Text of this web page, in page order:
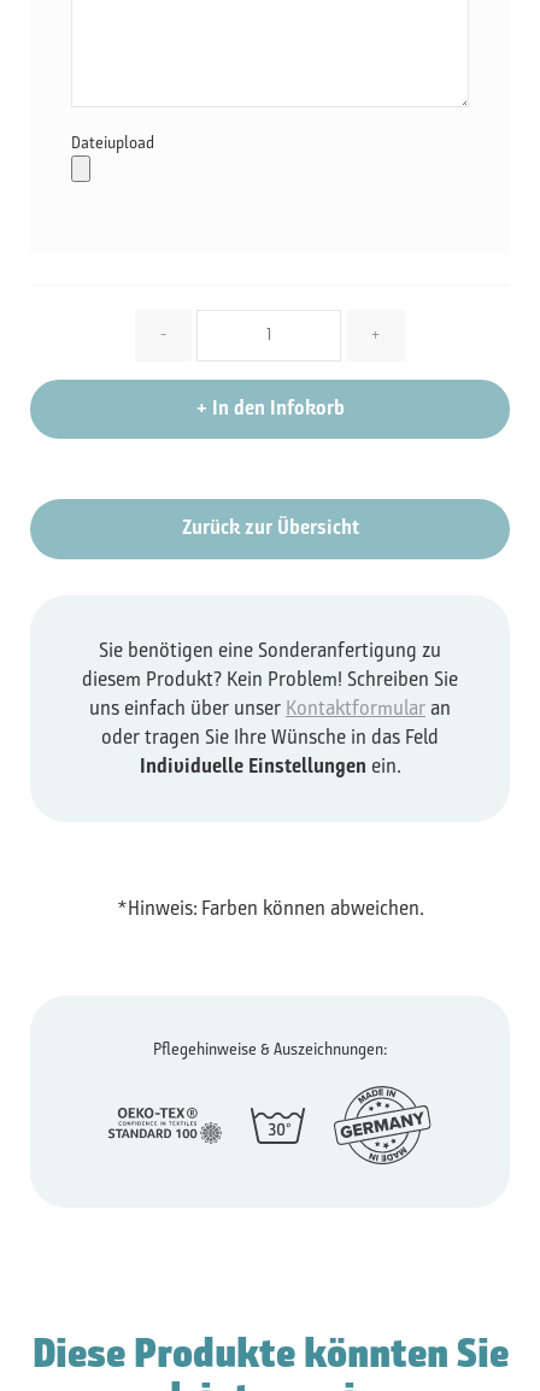
Dateiupload
- +
+ In den Infokorb
Zurück zur Übersicht
Sie benötigen eine Sonderanfertigung zu
diesem Produkt? Kein Problem! Schreiben Sie
uns einfach über unser Kontaktformular an
oder tragen Sie Ihre Wünsche in das Feld
Individuelle Einstellungen ein.
*Hinweis: Farben können abweichen.
Pflegehinweise & Auszeichnungen:
Diese Produkte könnten Sie